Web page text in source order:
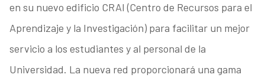
en su nuevo edificio CRAI (Centro de Recursos para el
Aprendizaje y la Investigación) para facilitar un mejor
servicio a los estudiantes y al personal de la
Universidad. La nueva red proporcionará una gama